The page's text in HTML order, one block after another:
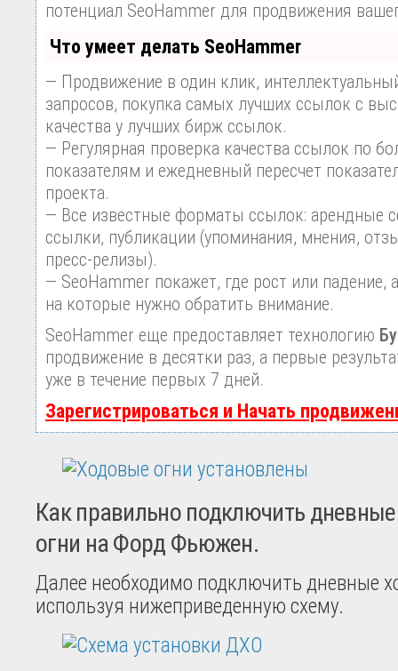
потенциал SeoHammer для продвижения
Что умеет делать SeoHammer
— Продвижение в один клик,
запросов, покупка самых лучших ссылок с
качества у лучших бирж ссылок.
— Регулярная проверка качества ссылок по
показателям и ежедневный пересчет
проекта.
— Все известные форматы ссылок: арендные
ссылки, публикации (упоминания, мнения,
пресс-релизы).
— SeoHammer покажет, где рост или падение,
на которые нужно обратить внимание.
SeoHammer еще предоставляет технологию
продвижение в десятки раз, а первые
уже в течение первых 7 дней.
Зарегистрироваться и Начать
Как правильно подключить
огни на Форд Фьюжен.
Далее необходимо подключить дневные
используя нижеприведенную схему.